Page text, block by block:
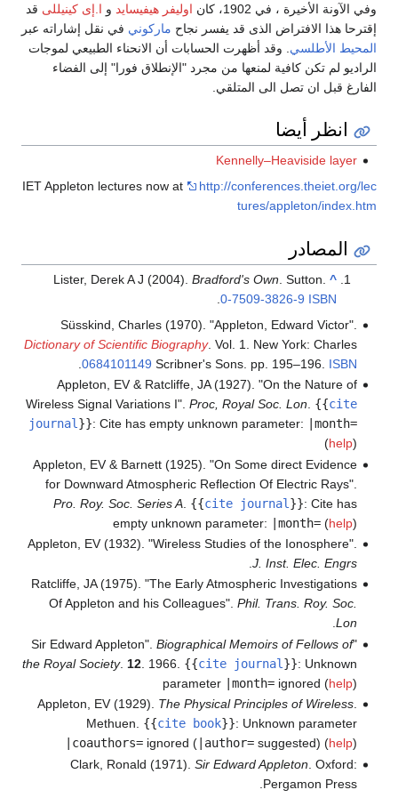
وفي الآونة الأخيرة ، في 1902، كان
اوليفر هيفيسايد و ا.إى كينيللى قد
إقترحا هذا الافتراض الذى قد يفسر نجاح ماركوني في نقل إشاراته عبر
المحيط الأطلسي . وقد أظهرت الحسابات أن الانحناء الطبيعي لموجات
الراديو لم تكن كافية لمنعها من مجرد "الإنطلاق فورا" إلى الفضاء
الفارغ قبل ان تصل الى المتلقي.
انظر أيضا
Kennelly–Heaviside layer
IET Appleton lectures now at
http://conferences.theiet.org/lec
tures/appleton/index.htm
المصادر
^
Lister, Derek A J (2004).Bradford's Own . Sutton.
ISBN
0-7509-3826-9
.
Süsskind, Charles (1970). "Appleton, Edward Victor".
Dictionary of Scientific Biography. Vol. 1. New York: Charles
Scribner's Sons. pp. 195–196. ISBN
0684101149
Appleton, EV & Ratcliffe, JA (1927). "On the Nature of
Wireless Signal Variations I". Proc, Royal Soc. Lon {{cite
journal }}: Cite has empty unknown parameter:
|month=
(help)
Appleton, EV & Barnett (1925). "On Some direct Evidence
for Downward Atmospheric Reflection Of Electric Rays".
Pro. Roy. Soc. Series A. {{cite journal }}: Cite has
empty unknown parameter: |month=(help)
Appleton, EV (1932). "Wireless Studies of the Ionosphere".
J. Inst. Elec. Engrs
Ratcliffe, JA (1975). "The Early Atmospheric Investigations
Of Appleton and his Colleagues". Phil. Trans. Roy. Soc.
Lon
.
"Sir Edward Appleton".
Biographical Memoirs of Fellows of
the Royal Society. 12. 1966. {{cite journal }}: Unknown
parameter
|month=ignored (help)
Appleton, EV (1929). The Physical Principles of Wireless.
Methuen.
{{cite book}}: Unknown parameter
|coauthors=ignored (|author=suggested) (help)
Clark, Ronald (1971). Sir Edward Appleton . Oxford:
Pergamon Press.